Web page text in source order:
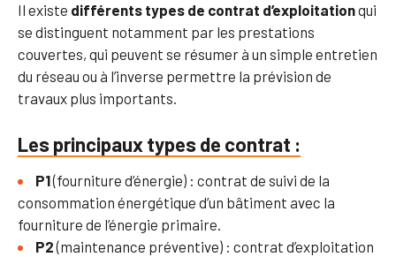
Il existe différents types de contrat d’exploitationqui
se distinguent notamment par les prestations
couvertes, qui peuvent se résumer à un simple entretien
du réseau ou à l’inverse permettre la prévision de
travaux plus importants.
Les principaux types de contrat :
P1(fourniture d’énergie) : contrat de suivi de la
consommation énergétique d’un bâtiment avec la
fourniture de l’énergie primaire.
P2(maintenance préventive) : contrat d’exploitation